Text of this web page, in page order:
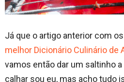
Já que o artigo anterior com os
melhor Dicionário Culinário de
vamos então dar um saltinho
calhar sou eu, mas acho tudo